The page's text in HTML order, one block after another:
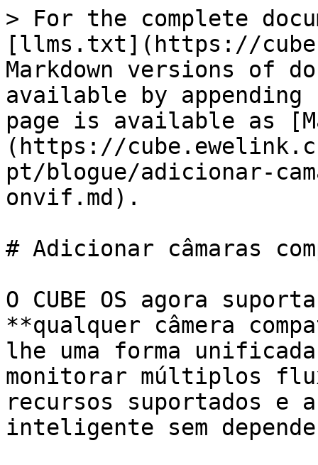
> For the complete
[llms.txt](https://
Markdown versions of
available by
page is available as
(https://
pt/blogue/adicionar-
onvif.md).
# Adicionar câmaras
O CUBE OS agora
**qualquer câmera
lhe uma forma
monitorar múltiplos
recursos suportados e
inteligente sem